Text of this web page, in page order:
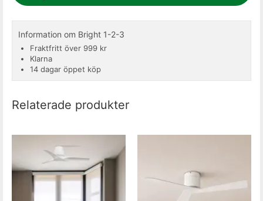
Information om Bright 1-2-3
Fraktfritt över 999 kr
Klarna
14 dagar öppet köp
Relaterade produkter